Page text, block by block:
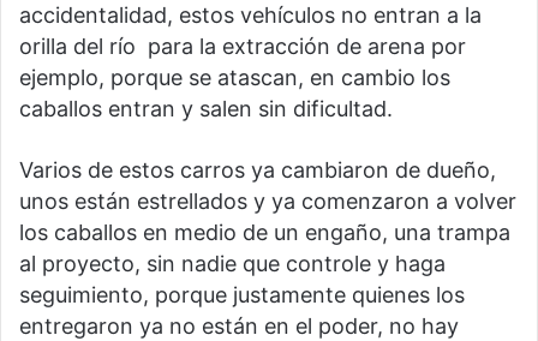
accidentalidad, estos vehículos no entran a la
orilla del río para la extracción de arena por
ejemplo, porque se atascan, en cambio los
caballos entran y salen sin dificultad.
Varios de estos carros ya cambiaron de dueño,
unos están estrellados y ya comenzaron a volver
los caballos en medio de un engaño, una trampa
al proyecto, sin nadie que controle y haga
seguimiento, porque justamente quienes los
entregaron ya no están en el poder, no hay